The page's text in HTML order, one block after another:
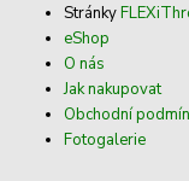
Stránky
eShop
O nás
Jak nakupovat
Obchodní
Fotogalerie